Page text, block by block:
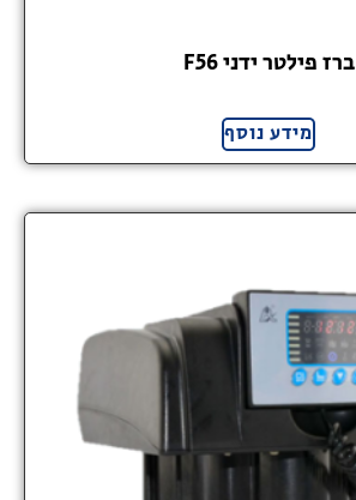
ברז פילטר ידני F56
מידע נוסף